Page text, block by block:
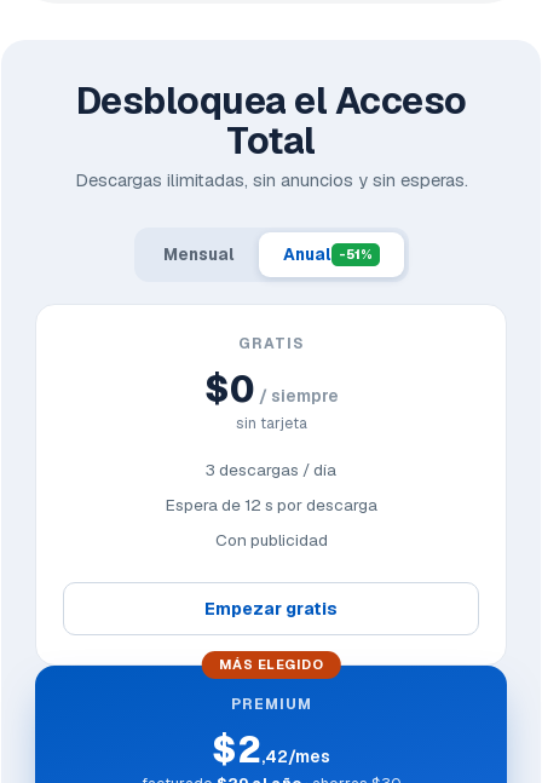
Desbloquea el Acceso
Total
Descargas ilimitadas, sin anuncios y sin esperas.
Mensual Anual -51%
GRATIS
$0 / siempre
sin tarjeta
3 descargas / día
Espera de 12 s por descarga
Con publicidad
Empezar gratis
MÁS ELEGIDO
PREMIUM
$2,42/mes